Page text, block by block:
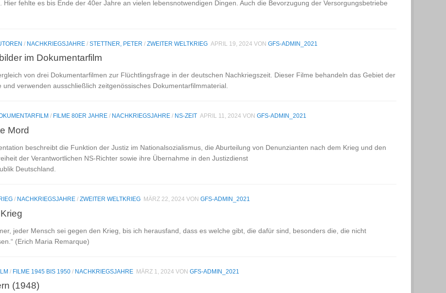
Hier fehlte es bis Ende der 40er Jahre an vielen lebensnotwendigen Dingen. Auch die Bevorzugung der Versorgungsbetriebe
/ NACHKRIEGSJAHRE / STETTNER, PETER / ZWEITER WELTKRIEG APRIL 19, 2024 VON GFS-ADMIN_2021
im Dokumentarfilm
von drei Dokumentarfilmen zur Flüchtlingsfrage in der deutschen Nachkriegszeit. Dieser Filme behandeln das Gebiet der
und verwenden ausschließlich zeitgenössisches Dokumentarfilmmaterial.
/ FILME 80ER JAHRE / NACHKRIEGSJAHRE / NS-ZEIT APRIL 11, 2024 VON GFS-ADMIN_2021
Mord
beschreibt die Funktion der Justiz im Nationalsozialismus, die Aburteilung von Denunzianten nach dem Krieg und den
der Verantwortlichen NS-Richter sowie ihre Übernahme in den Justizdienst
Deutschland.
/ NACHKRIEGSJAHRE / ZWEITER WELTKRIEG MÄRZ 22, 2024 VON GFS-ADMIN_2021
jeder Mensch sei gegen den Krieg, bis ich herausfand, dass es welche gibt, die dafür sind, besonders die, die nicht
(Erich Maria Remarque)
/ FILME 1945 BIS 1950 / NACHKRIEGSJAHRE MÄRZ 1, 2024 VON GFS-ADMIN_2021
(1948)